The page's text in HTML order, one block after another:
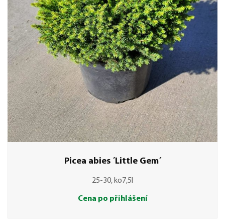
Picea abies ´Little Gem´
25-30, ko7,5l
Cena po přihlášení